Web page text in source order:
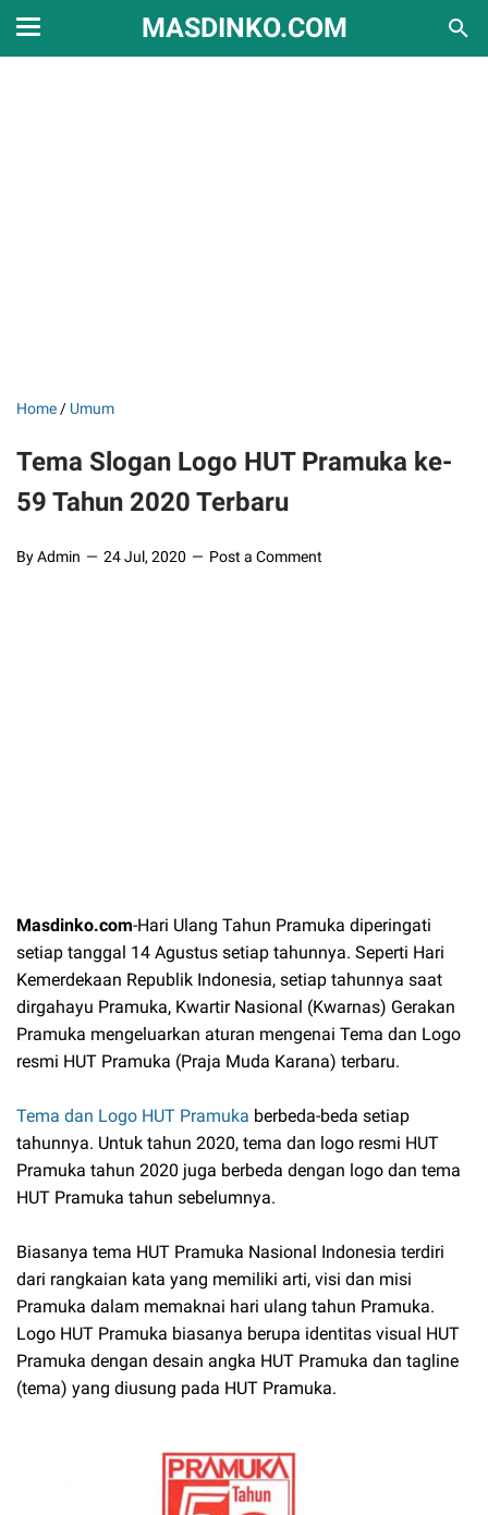
MASDINKO.COM
Home / Umum
Tema Slogan Logo HUT Pramuka ke-
59 Tahun 2020 Terbaru
By Admin 24 Jul, 2020 Post a Comment
Masdinko.com-Hari Ulang Tahun Pramuka diperingati
setiap tanggal 14 Agustus setiap tahunnya. Seperti Hari
Kemerdekaan Republik Indonesia, setiap tahunnya saat
dirgahayu Pramuka, Kwartir Nasional (Kwarnas) Gerakan
Pramuka mengeluarkan aturan mengenai Tema dan Logo
resmi HUT Pramuka (Praja Muda Karana) terbaru.
Tema dan Logo HUT Pramuka berbeda-beda setiap
tahunnya. Untuk tahun 2020, tema dan logo resmi HUT
Pramuka tahun 2020 juga berbeda dengan logo dan tema
HUT Pramuka tahun sebelumnya.
Biasanya tema HUT Pramuka Nasional Indonesia terdiri
dari rangkaian kata yang memiliki arti, visi dan misi
Pramuka dalam memaknai hari ulang tahun Pramuka.
Logo HUT Pramuka biasanya berupa identitas visual HUT
Pramuka dengan desain angka HUT Pramuka dan tagline
(tema) yang diusung pada HUT Pramuka.